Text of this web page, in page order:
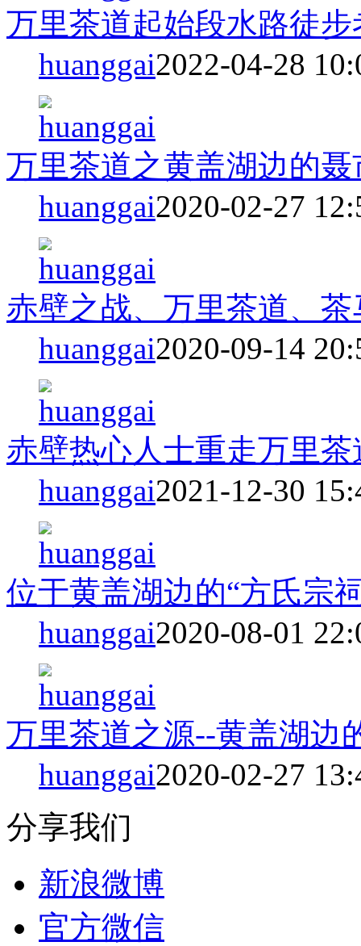
万里茶道起始段水路徒
huanggai2022-04-28
万里茶道之黄盖湖边的聂
huanggai2020-02-27
赤壁之战、万里茶道、
huanggai2020-09-14
赤壁热心人士重走万里
huanggai2021-12-30
位于黄盖湖边的“方氏宗
huanggai2020-08-01
万里茶道之源--黄盖湖边
huanggai2020-02-27
分享我们
新浪微博
官方微信